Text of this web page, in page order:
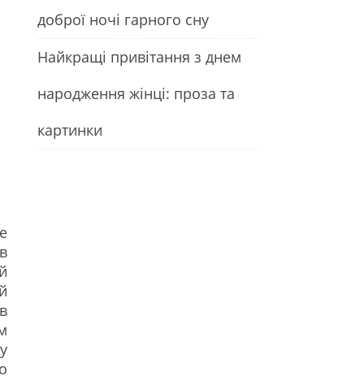
доброї ночі гарного сну
Найкращі привітання з днем
народження жінці: проза та
картинки